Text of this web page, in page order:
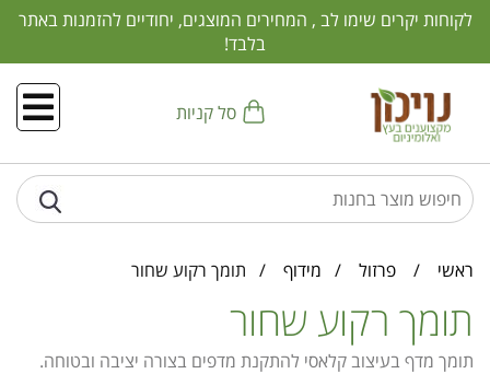
לקוחות יקרים שימו לב , המחירים המוצגים, יחודיים להזמנות באתר
בלבד!
סל קניות
ראשי / פרזול / מידוף / תומך רקוע שחור
תומך רקוע שחור
תומך מדף בעיצוב קלאסי להתקנת מדפים בצורה יציבה ובטוחה.